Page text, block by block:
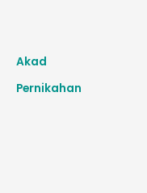
Akad
Pernikahan